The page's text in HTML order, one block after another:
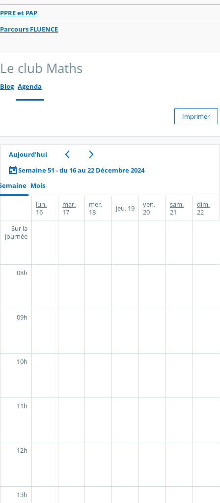
PPRE et PAP
Parcours FLUENCE
Le club Maths
Blog Agenda
Imprimer
Aujourd’hui
Semaine 51 - du 16 au 22 Décembre 2024
Mois
lun.
16
mar.
17
mer.
18
jeu. 19
ven.
20
sam.
21
dim.
22
Sur la
journée
08h
09h
10h
11h
12h
13h